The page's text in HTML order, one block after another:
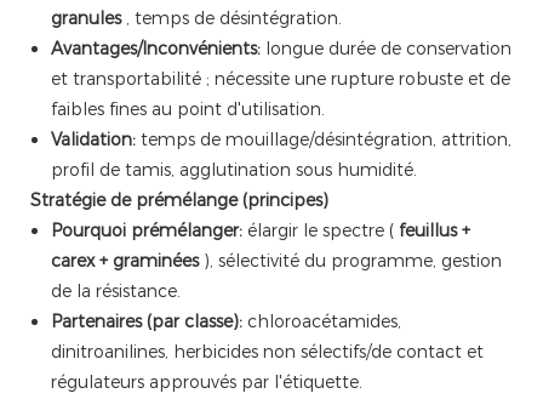
granules , temps de désintégration.
Avantages/Inconvénients: longue durée de conservation
et transportabilité ; nécessite une rupture robuste et de
faibles fines au point d'utilisation.
Validation: temps de mouillage/désintégration, attrition,
profil de tamis, agglutination sous humidité.
Stratégie de prémélange (principes)
Pourquoi prémélanger: élargir le spectre ( feuillus +
carex + graminées ), sélectivité du programme, gestion
de la résistance.
Partenaires (par classe): chloroacétamides,
dinitroanilines, herbicides non sélectifs/de contact et
régulateurs approuvés par l'étiquette.